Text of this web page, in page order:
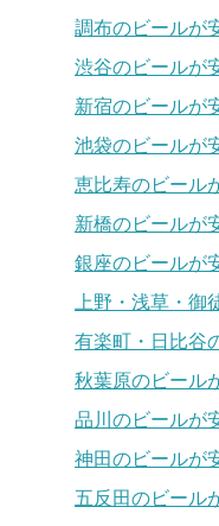
調布のビールが
渋谷のビールが
新宿のビールが
池袋のビールが
恵比寿のビール
新橋のビールが
銀座のビールが
上野・浅草・御
有楽町・日比谷
秋葉原のビール
品川のビールが
神田のビールが
五反田のビール